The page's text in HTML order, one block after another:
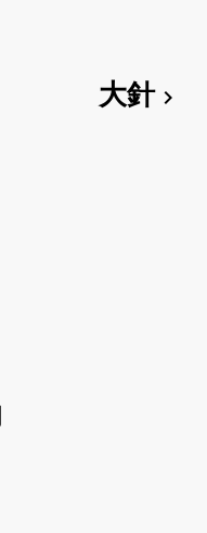
大針chevron_right